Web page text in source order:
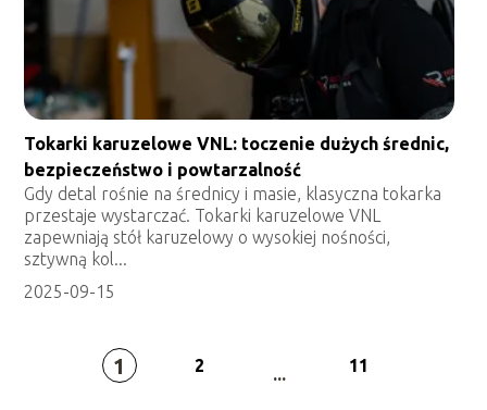
Tokarki karuzelowe VNL: toczenie dużych średnic,
bezpieczeństwo i powtarzalność
Gdy detal rośnie na średnicy i masie, klasyczna tokarka
przestaje wystarczać. Tokarki karuzelowe VNL
zapewniają stół karuzelowy o wysokiej nośności,
sztywną kol...
2025-09-15
1 2 ... 11